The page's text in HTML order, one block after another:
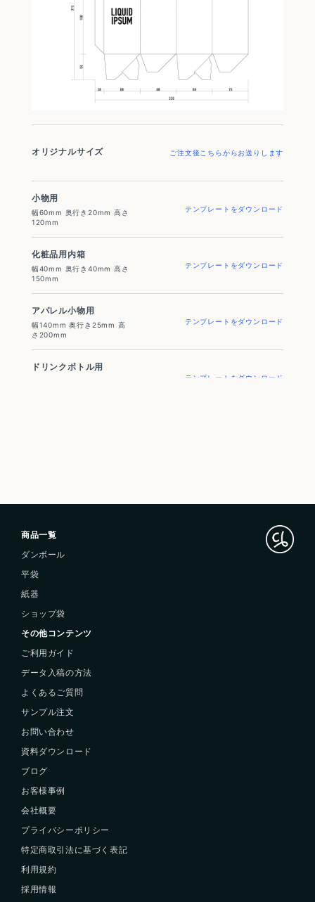
オリジナルサイズ ご注文後こちらからお送りします
小物用
幅60mm 奥行き20mm 高さ
120mm
テンプレートをダウンロード
化粧品用内箱
幅40mm 奥行き40mm 高さ
150mm
テンプレートをダウンロード
アパレル小物用
幅140mm 奥行き25mm 高
さ200mm
テンプレートをダウンロード
ドリンクボトル用
テンプレートをダウンロード
商品一覧
ダンボール
平袋
紙器
ショップ袋
その他コンテンツ
ご利用ガイド
データ入稿の方法
よくあるご質問
サンプル注文
お問い合わせ
資料ダウンロード
ブログ
お客様事例
会社概要
プライバシーポリシー
特定商取引法に基づく表記
利用規約
採用情報